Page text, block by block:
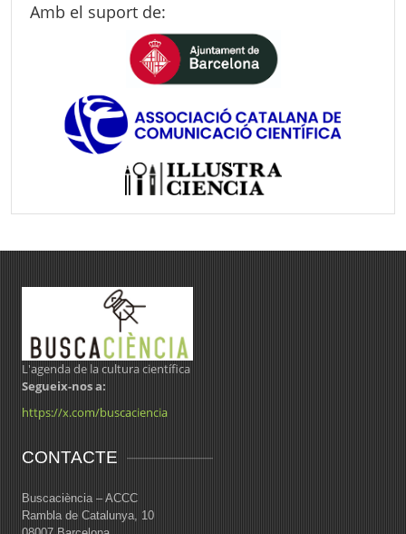
Amb el suport de:
L'agenda de la cultura científica
Segueix-nos a:
https://x.com/buscaciencia
CONTACTE
Buscaciència – ACCC
Rambla de Catalunya, 10